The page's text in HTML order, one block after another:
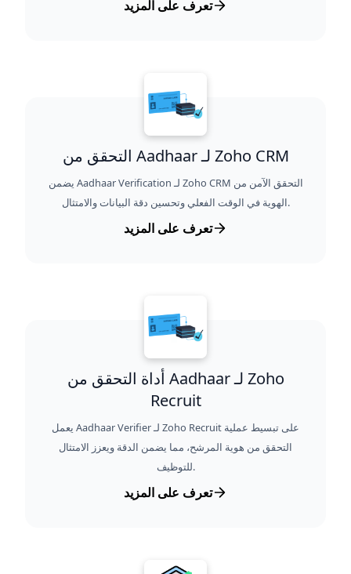
تعرف على المزيد
التحقق من Aadhaar لـ Zoho CRM
يضمن Aadhaar Verification لـ Zoho CRM التحقق الآمن من
الهوية في الوقت الفعلي وتحسين دقة البيانات والامتثال.
تعرف على المزيد
أداة التحقق من Aadhaar لـ Zoho
Recruit
يعمل Aadhaar Verifier لـ Zoho Recruit على تبسيط عملية
التحقق من هوية المرشح، مما يضمن الدقة ويعزز الامتثال
للتوظيف.
تعرف على المزيد